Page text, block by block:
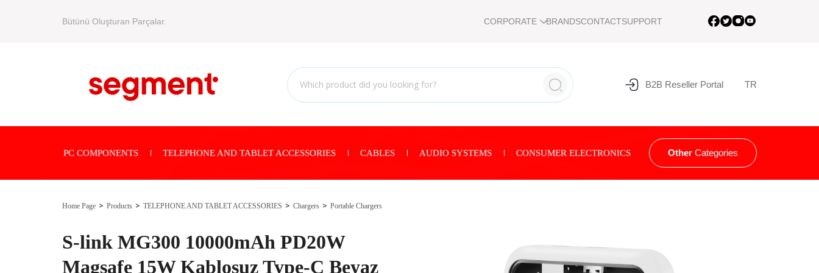
Bütünü Oluşturan Parçalar. CORPORATE BRANDSCONTACTSUPPORT
B2B Reseller Portal TR
PC COMPONENTS TELEPHONE AND TABLET ACCESSORIES CABLES AUDIO SYSTEMS CONSUMER ELECTRONICS Other Categories
Home Page Products TELEPHONE AND TABLET ACCESSORIES Chargers Portable Chargers
S-link MG300 10000mAh PD20W
Magsafe 15W Kablosuz Type-C Beyaz